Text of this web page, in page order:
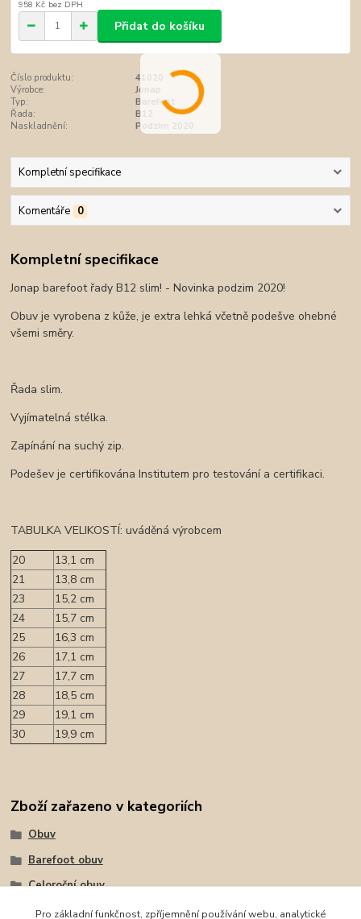
958 Kč bez DPH
Přidat do košíku
Číslo produktu:
41020
Výrobce:
Jonap
Typ:
Barefoot
Řada:
B12
Naskladnění:
Podzim 2020
Kompletní specifikace
Komentáře 0
Kompletní specifikace
Jonap barefoot řady B12 slim! - Novinka podzim 2020!
Obuv je vyrobena z kůže, je extra lehká včetně podešve ohebné
všemi směry.
Řada slim.
Vyjímatelná stélka.
Zapínání na suchý zip.
Podešev je certifikována Institutem pro testování a certifikaci.
TABULKA VELIKOSTÍ: uváděná výrobcem
20
13,1 cm
21
13,8 cm
23
15,2 cm
24
15,7 cm
25
16,3 cm
26
17,1 cm
27
17,7 cm
28
18,5 cm
29
19,1 cm
30
19,9 cm
Zboží zařazeno v kategoriích
Obuv
Barefoot obuv
Celoroční obuv
Celoroční obuv
Pro základní funkčnost, zpříjemnění používání webu, analytické